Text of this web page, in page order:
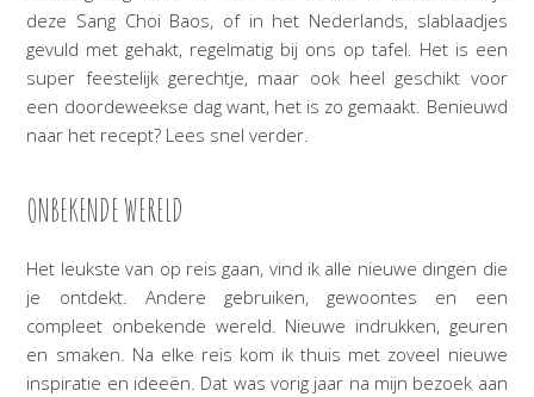
deze Sang Choi Baos, of in het Nederlands, slablaadjes
gevuld met gehakt, regelmatig bij ons op tafel. Het is een
super feestelijk gerechtje, maar ook heel geschikt voor
een doordeweekse dag want, het is zo gemaakt. Benieuwd
naar het recept? Lees snel verder.
ONBEKENDE WERELD
Het leukste van op reis gaan, vind ik alle nieuwe dingen die
je ontdekt. Andere gebruiken, gewoontes en een
compleet onbekende wereld. Nieuwe indrukken, geuren
en smaken. Na elke reis kom ik thuis met zoveel nieuwe
inspiratie en ideeën. Dat was vorig jaar na mijn bezoek aan